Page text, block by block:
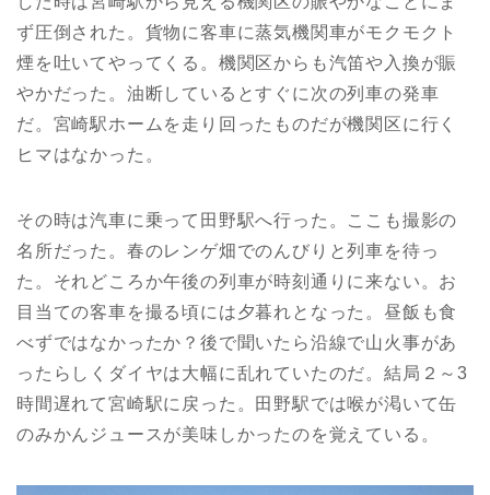
ず圧倒された。貨物に客車に蒸気機関車がモクモクト
煙を吐いてやってくる。機関区からも汽笛や入換が賑
やかだった。油断しているとすぐに次の列車の発車
だ。宮崎駅ホームを走り回ったものだが機関区に行く
ヒマはなかった。
その時は汽車に乗って田野駅へ行った。ここも撮影の
名所だった。春のレンゲ畑でのんびりと列車を待っ
た。それどころか午後の列車が時刻通りに来ない。お
目当ての客車を撮る頃には夕暮れとなった。昼飯も食
べずではなかったか？後で聞いたら沿線で山火事があ
ったらしくダイヤは大幅に乱れていたのだ。結局２～3
時間遅れて宮崎駅に戻った。田野駅では喉が渇いて缶
のみかんジュースが美味しかったのを覚えている。